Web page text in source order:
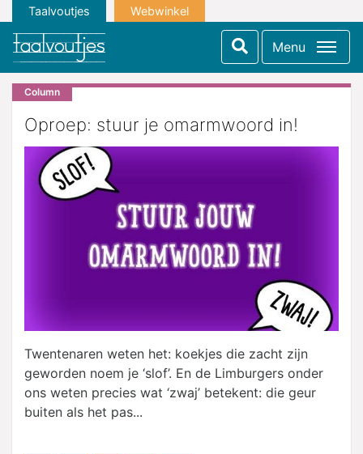
Taalvoutjes Webwinkel
Menu
Column
Oproep: stuur je omarmwoord in!
Twentenaren weten het: koekjes die zacht zijn
geworden noem je ‘slof’. En de Limburgers onder
ons weten precies wat ‘zwaj’ betekent: die geur
buiten als het pas...